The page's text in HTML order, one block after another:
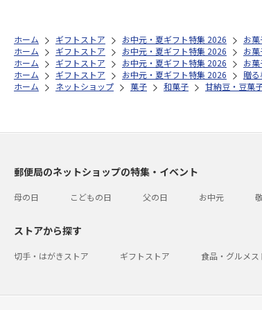
ホーム ギフトストア お中元・夏ギフト特集 2026 お
ホーム
ギフトストア お中元・夏ギフト特集 2026 お
ホーム
ギフトストア お中元・夏ギフト特集 2026 お
ホーム
ギフトストア お中元・夏ギフト特集 2026 贈
ホーム
ネットショップ 菓子 和菓子 甘納豆・豆菓
郵便局のネットショップの特集・イベント
母の日 こどもの日 父の日 お中元
ストアから探す
切手・はがきストア ギフトストア 食品・グルメス